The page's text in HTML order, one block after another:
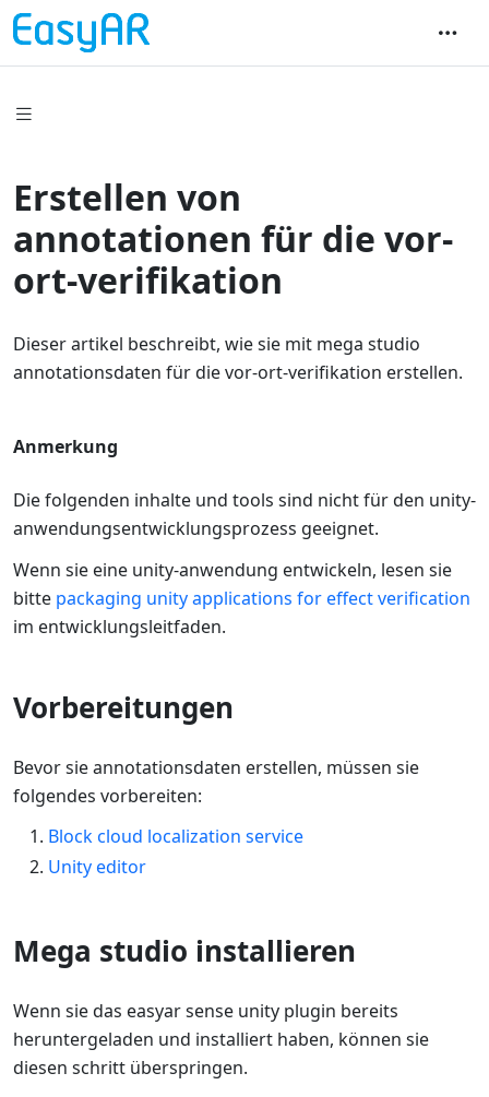
Erstellen von
annotationen für die vor-
ort-verifikation
Dieser artikel beschreibt, wie sie mit mega studio
annotationsdaten für die vor-ort-verifikation erstellen.
Anmerkung
Die folgenden inhalte und tools sind nicht für den unity-
anwendungsentwicklungsprozess geeignet.
Wenn sie eine unity-anwendung entwickeln, lesen sie
bitte packaging unity applications for effect verification
im entwicklungsleitfaden.
Vorbereitungen
Bevor sie annotationsdaten erstellen, müssen sie
folgendes vorbereiten:
Block cloud localization service
Unity editor
Mega studio installieren
Wenn sie das easyar sense unity plugin bereits
heruntergeladen und installiert haben, können sie
diesen schritt überspringen.